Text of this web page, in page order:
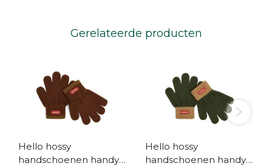
Gerelateerde producten
Hello hossy
handschoenen handy
Hello hossy
handschoenen handy